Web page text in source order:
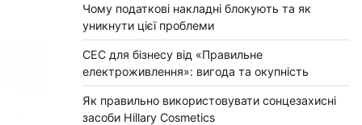
Чому податкові накладні блокують та як
уникнути цієї проблеми
СЕС для бізнесу від «Правильне
електроживлення»: вигода та окупність
Як правильно використовувати сонцезахисні
засоби Hillary Cosmetics